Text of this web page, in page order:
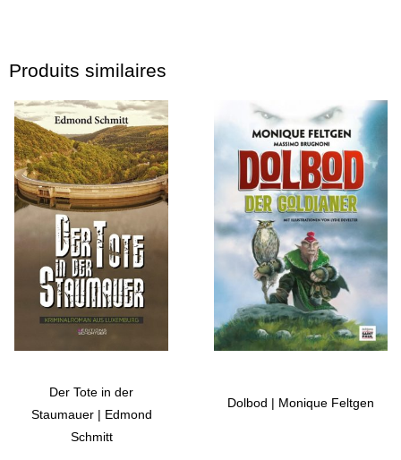
Produits similaires
Der Tote in der
Staumauer | Edmond
Schmitt
Dolbod | Monique Feltgen